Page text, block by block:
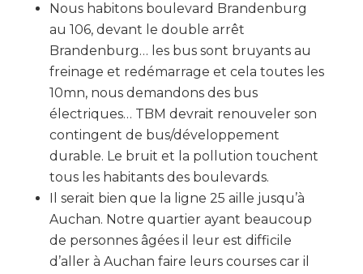
Nous habitons boulevard Brandenburg
au 106, devant le double arrêt
Brandenburg… les bus sont bruyants au
freinage et redémarrage et cela toutes les
10mn, nous demandons des bus
électriques… TBM devrait renouveler son
contingent de bus/développement
durable. Le bruit et la pollution touchent
tous les habitants des boulevards.
Il serait bien que la ligne 25 aille jusqu’à
Auchan. Notre quartier ayant beaucoup
de personnes âgées il leur est difficile
d’aller à Auchan faire leurs courses car il